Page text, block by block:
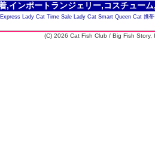
,インポートランジェリー,コスチュー
Lady Cat Time Sale Lady Cat Smart Queen Cat 携
(C) 2026 Cat Fish Club / Big Fish Story,